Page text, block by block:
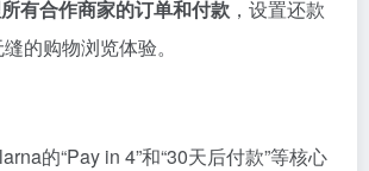
有合作商家的订单和付款 ，设置还款
的购物浏览体验。
的“Pay in 4”和“30天后付款”等核心